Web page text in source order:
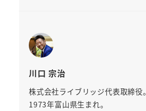
川口 宗治
株式会社ライブリッジ代表取締役。
1973年富山県生まれ。